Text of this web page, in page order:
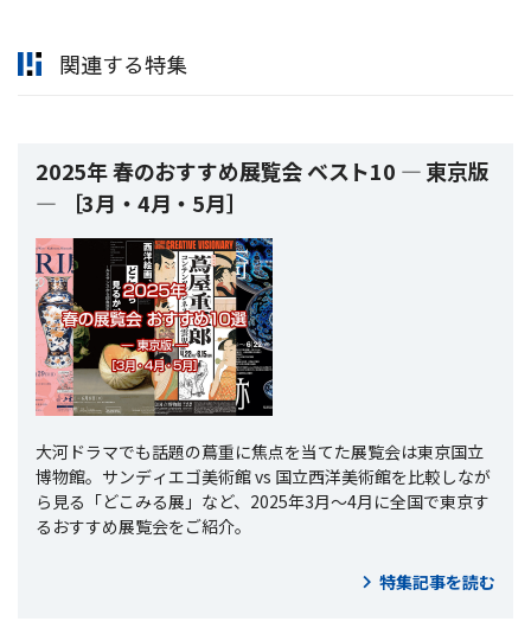
関連する特集
2025年 春のおすすめ展覧会 ベスト10 ― 東京版
― ［3月・4月・5月］
大河ドラマでも話題の蔦重に焦点を当てた展覧会は東京国立
博物館。サンディエゴ美術館 vs 国立西洋美術館を比較しなが
ら見る「どこみる展」など、2025年3月～4月に全国で東京す
るおすすめ展覧会をご紹介。
特集記事を読む